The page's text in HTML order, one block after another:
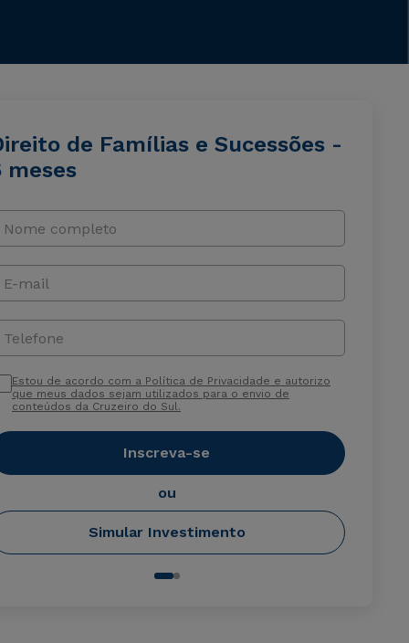
de Famílias e Sucessões -
meses
Nome completo
E-mail
Telefone
Estou de acordo com a Política de Privacidade e autorizo
que meus dados sejam utilizados para o envio de
conteúdos da Cruzeiro do Sul.
Inscreva-se
ou
Simular Investimento